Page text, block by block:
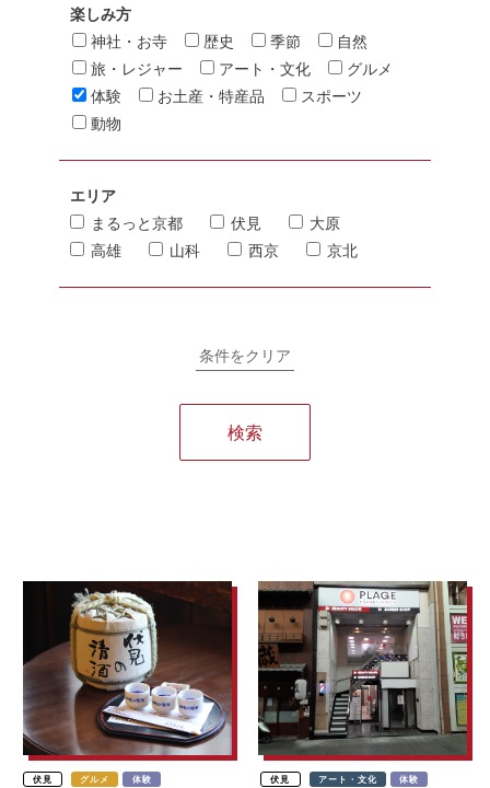
楽しみ方
神社・お寺
歴史 季節
自然
旅・レジャー
アート・文化
グルメ
体験
お土産・特産品
スポーツ
動物
エリア
まるっと京都
伏見
大原
高雄
山科 西京 京北
条件をクリア
伏見 グルメ 体験 伏見 アート・文化 体験